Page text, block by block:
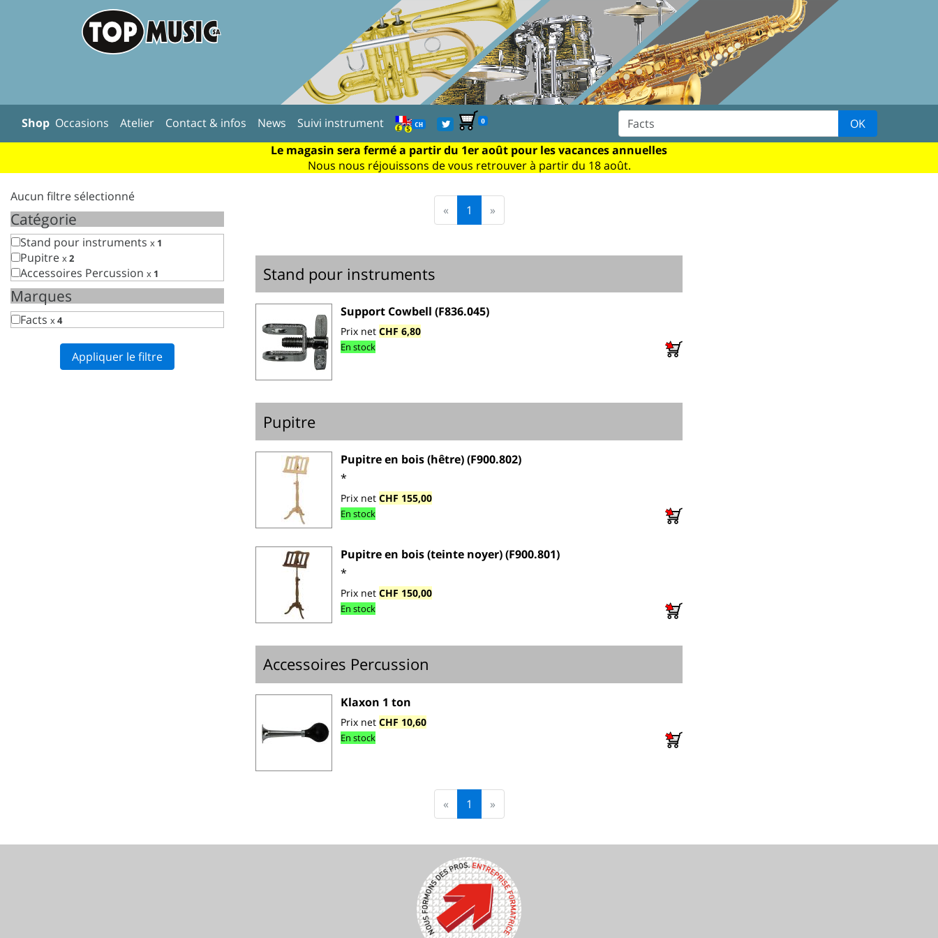
Shop Occasions Atelier Contact & infos News Suivi instrument CH 0
OK
Le magasin sera fermé a partir du 1er août pour les vacances annuelles
Nous nous réjouissons de vous retrouver à partir du 18 août.
Aucun filtre sélectionné
Catégorie
Stand pour instruments x 1
Pupitre x2
Accessoires Percussion x 1
Marques
Facts x4
Appliquer le filtre
« 1 »
Stand pour instruments
Support Cowbell (F836.045)
Prix net CHF 6,80
En stock
Pupitre
Pupitre en bois (hêtre) (F900.802)
*
Prix net CHF 155,00
En stock
Pupitre en bois (teinte noyer) (F900.801)
*
Prix net CHF 150,00
En stock
Accessoires Percussion
Klaxon 1 ton
Prix net CHF 10,60
En stock
« 1 »